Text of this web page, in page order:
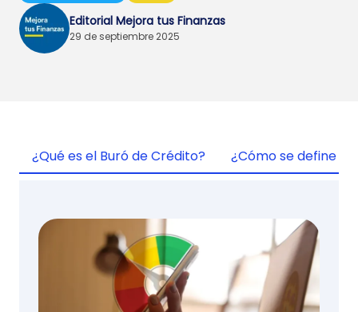
Editorial Mejora tus Finanzas
29 de septiembre 2025
¿Qué es el Buró de Crédito? ¿Cómo se define el